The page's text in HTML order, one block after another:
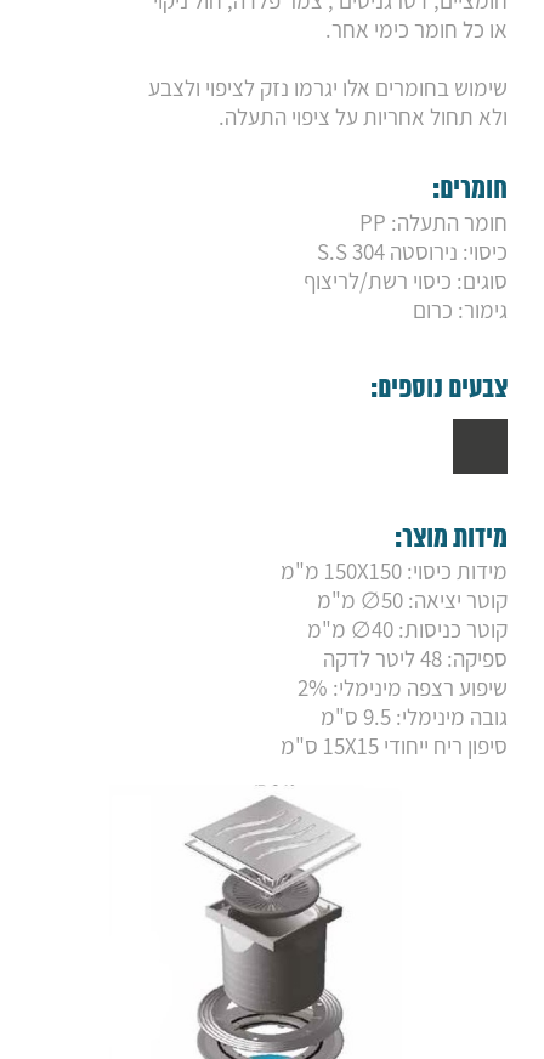
10. תעלת ניקוז פרימיום GOLD
14. תעלת ניקוז פרימיום קיר נירוסטה
18. תעלת ניקוז EVO-LINE
או כל חומר כימי אחר.
שימוש בחומרים אלו יגרמו נזק לציפוי ולצבע
ולא תחול אחריות על ציפוי התעלה.
חומרים:
חומר התעלה: PP
כיסוי: נירוסטה S.S 304
סוגים: כיסוי רשת/לריצוף
גימור: כרום
צבעים נוספים:
מידות מוצר:
מידות כיסוי: 150X150 מ"מ
קוטר יציאה: 50∅ מ"מ
קוטר כניסות: 40∅ מ"מ
ספיקה: 48 ליטר לדקה
שיפוע רצפה מינימלי: 2%
גובה מינימלי: 9.5 ס"מ
סיפון ריח ייחודי 15X15 ס"מ